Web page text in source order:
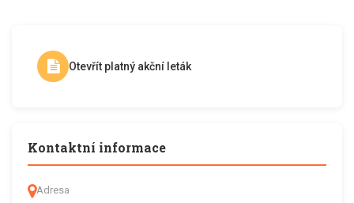
Otevřít platný akční leták
Kontaktní informace
Adresa